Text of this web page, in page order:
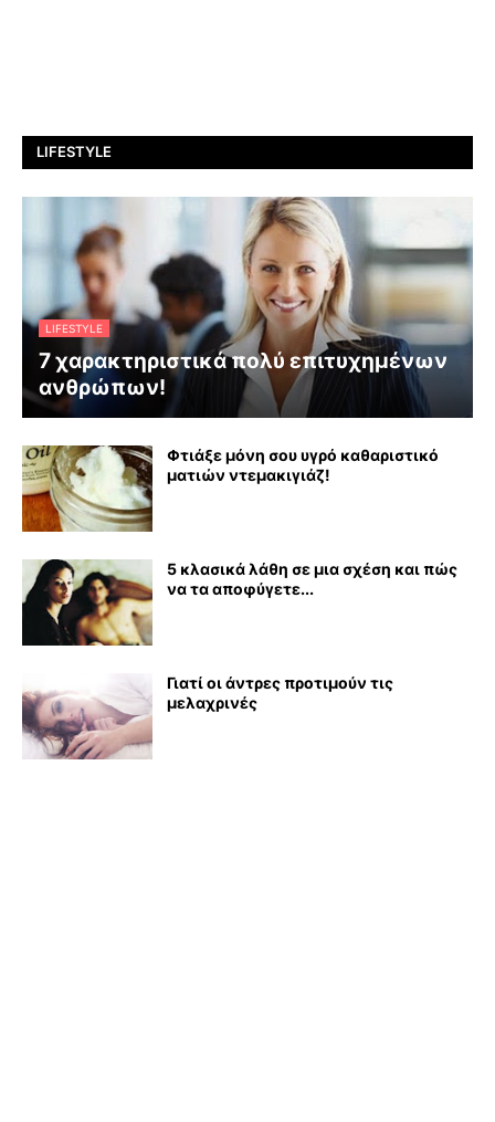
LIFESTYLE
LIFESTYLE
7 χαρακτηριστικά πολύ επιτυχημένων
ανθρώπων!
Φτιάξε μόνη σου υγρό καθαριστικό
ματιών ντεμακιγιάζ!
5 κλασικά λάθη σε μια σχέση και πώς
να τα αποφύγετε...
Γιατί οι άντρες προτιμούν τις
μελαχρινές